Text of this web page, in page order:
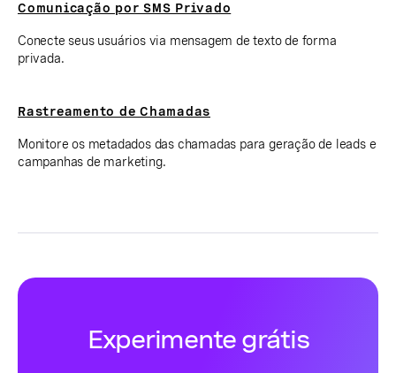
Comunicação por SMS Privado
Conecte seus usuários via mensagem de texto de forma
privada.
Rastreamento de Chamadas
Monitore os metadados das chamadas para geração de leads e
campanhas de marketing.
Experimente grátis